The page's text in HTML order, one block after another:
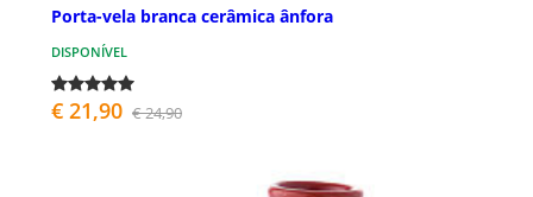
Porta-vela branca cerâmica ânfora
DISPONÍVEL
€ 21,90 € 24,90